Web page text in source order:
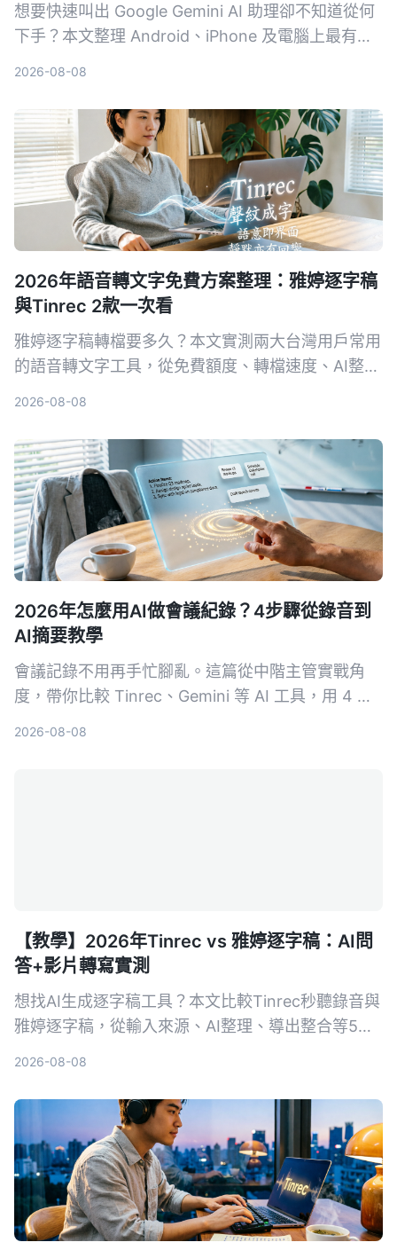
想要快速叫出 Google Gemini AI 助理卻不知道從何
下手？本文整理 Android、iPhone 及電腦上最有效
2026-08-08
2026年語音轉文字免費方案整理：雅婷逐字稿
與Tinrec 2款一次看
雅婷逐字稿轉檔要多久？本文實測兩大台灣用戶常用
的語音轉文字工具，從免費額度、轉檔速度、AI整理
2026-08-08
2026年怎麼用AI做會議紀錄？4步驟從錄音到
AI摘要教學
會議記錄不用再手忙腳亂。這篇從中階主管實戰角
度，帶你比較 Tinrec、Gemini 等 AI 工具，用 4 步
2026-08-08
【教學】2026年Tinrec vs 雅婷逐字稿：AI問
答+影片轉寫實測
想找AI生成逐字稿工具？本文比較Tinrec秒聽錄音與
雅婷逐字稿，從輸入來源、AI整理、導出整合等5大
2026-08-08